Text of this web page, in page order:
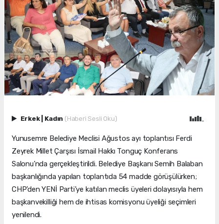
Erkek Kadın (Haberi Sesli Oku)
Yunusemre Belediye Meclisi Ağustos ayı toplantısı Ferdi
Zeyrek Millet Çarşısı İsmail Hakkı Tonguç Konferans
Salonu’nda gerçekleştirildi. Belediye Başkanı Semih Balaban
başkanlığında yapılan toplantıda 54 madde görüşülürken;
CHP’den YENİ Parti’ye katılan meclis üyeleri dolayısıyla hem
başkanvekilliği hem de ihtisas komisyonu üyeliği seçimleri
yenilendi.